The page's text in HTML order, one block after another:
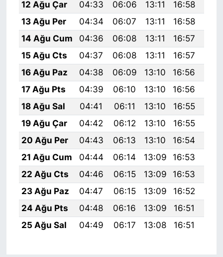
12 Ağu Çar
04:33 06:06 13:11 16:58
13 Ağu Per
04:34 06:07 13:11 16:58
14 Ağu Cum
04:36 06:08 13:11 16:57
15 Ağu Cts
04:37 06:08 13:11 16:57
16 Ağu Paz
04:38 06:09 13:10 16:56
17 Ağu Pts
04:39 06:10 13:10 16:56
18 Ağu Sal
04:41 06:11 13:10 16:55
19 Ağu Çar
04:42 06:12 13:10 16:55
20 Ağu Per
04:43 06:13 13:10 16:54
21 Ağu Cum
04:44 06:14 13:09 16:53
22 Ağu Cts
04:46 06:15 13:09 16:53
23 Ağu Paz
04:47 06:15 13:09 16:52
24 Ağu Pts
04:48 06:16 13:09 16:51
25 Ağu Sal
04:49 06:17 13:08 16:51